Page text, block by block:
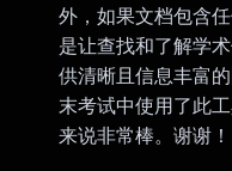
外，如果文档包含
是让查找和了解学
供清晰且信息丰富
末考试中使用了此
来说非常棒。谢谢！